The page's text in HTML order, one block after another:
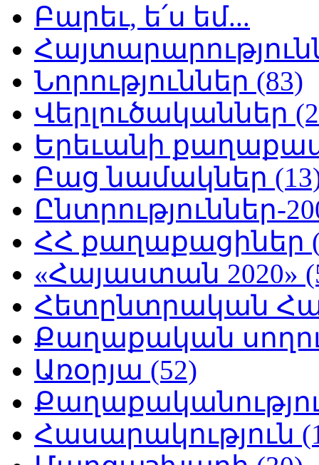
Բարեւ, ե՛ս եմ...
Նորություններ (83)
Վերլուծականներ
Երեւանի
Բաց նամակներ
Ընտրություններ-
ՀՀ քաղաքացիներ
«Հայաստան 2020»
Հետընտրական
Քաղաքական
Առօրյա (52)
Հասարակություն